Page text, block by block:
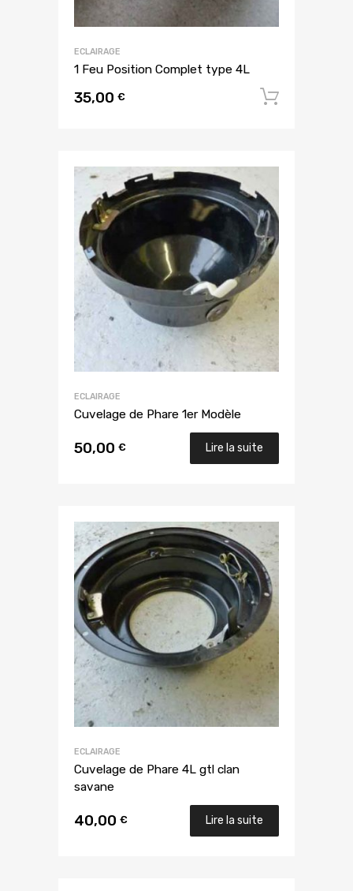
ECLAIRAGE
1 Feu Position Complet type 4L
35,00 €
ECLAIRAGE
Cuvelage de Phare 1er Modèle
50,00 € Lire la suite
ECLAIRAGE
Cuvelage de Phare 4L gtl clan
savane
40,00 € Lire la suite